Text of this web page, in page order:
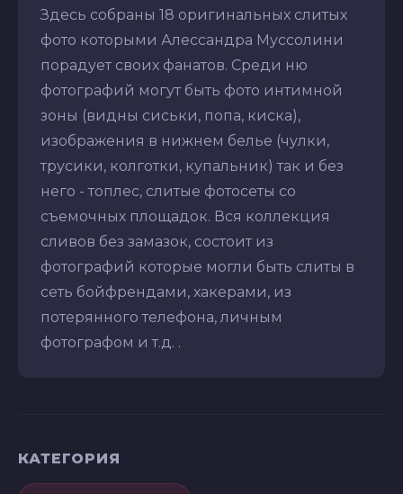
Здесь собраны 18 оригинальных слитых
фото которыми Алессандра Муссолини
порадует своих фанатов. Среди ню
фотографий могут быть фото интимной
зоны (видны сиськи, попа, киска),
изображения в нижнем белье (чулки,
трусики, колготки, купальник) так и без
него - топлес, слитые фотосеты со
съемочных площадок. Вся коллекция
сливов без замазок, состоит из
фотографий которые могли быть слиты в
сеть бойфрендами, хакерами, из
потерянного телефона, личным
фотографом и т.д. .
КАТЕГОРИЯ